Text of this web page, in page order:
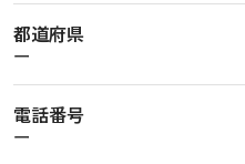
都道府県
ー
電話番号
ー